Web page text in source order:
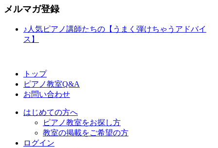
メルマガ登録
♪人気ピアノ講師たちの【うまく弾けちゃうアドバイ
ス】
トップ
ピアノ教室Q&A
お問い合わせ
はじめての方へ
ピアノ教室をお探し方
教室の掲載をご希望の方
ログイン